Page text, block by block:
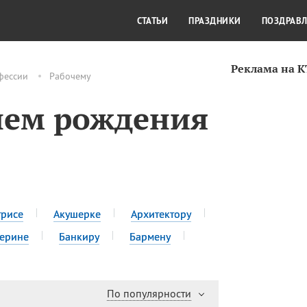
Рабочему
рождения
Акушерке
Архитектору
Банкиру Бармену
По популярности
Реклама на
КУЛЬТУРА
СТАТЬИ ПРАЗДНИКИ